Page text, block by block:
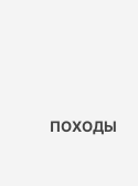
ПОХОДЫ